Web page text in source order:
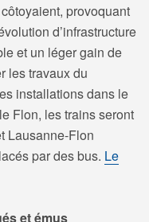
provoquant
d’infrastructure
et un léger gain de
les travaux du
installations dans le
Flon, les trains seront
Lausanne-Flon
par des bus. Le
et émus